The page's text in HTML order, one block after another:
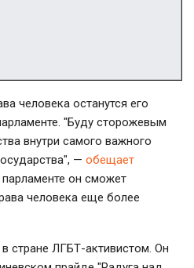
человека останутся его
"Буду сторожевым
внутри самого важного
— обещает
он сможет
человека еще более
стране ЛГБТ-активистом. Он